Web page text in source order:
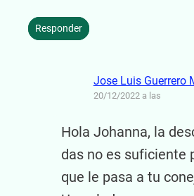
Responder
Jose Luis Guerrero
20/12/2022 a las
Hola Johanna, la
das no es suficiente
que le pasa a tu